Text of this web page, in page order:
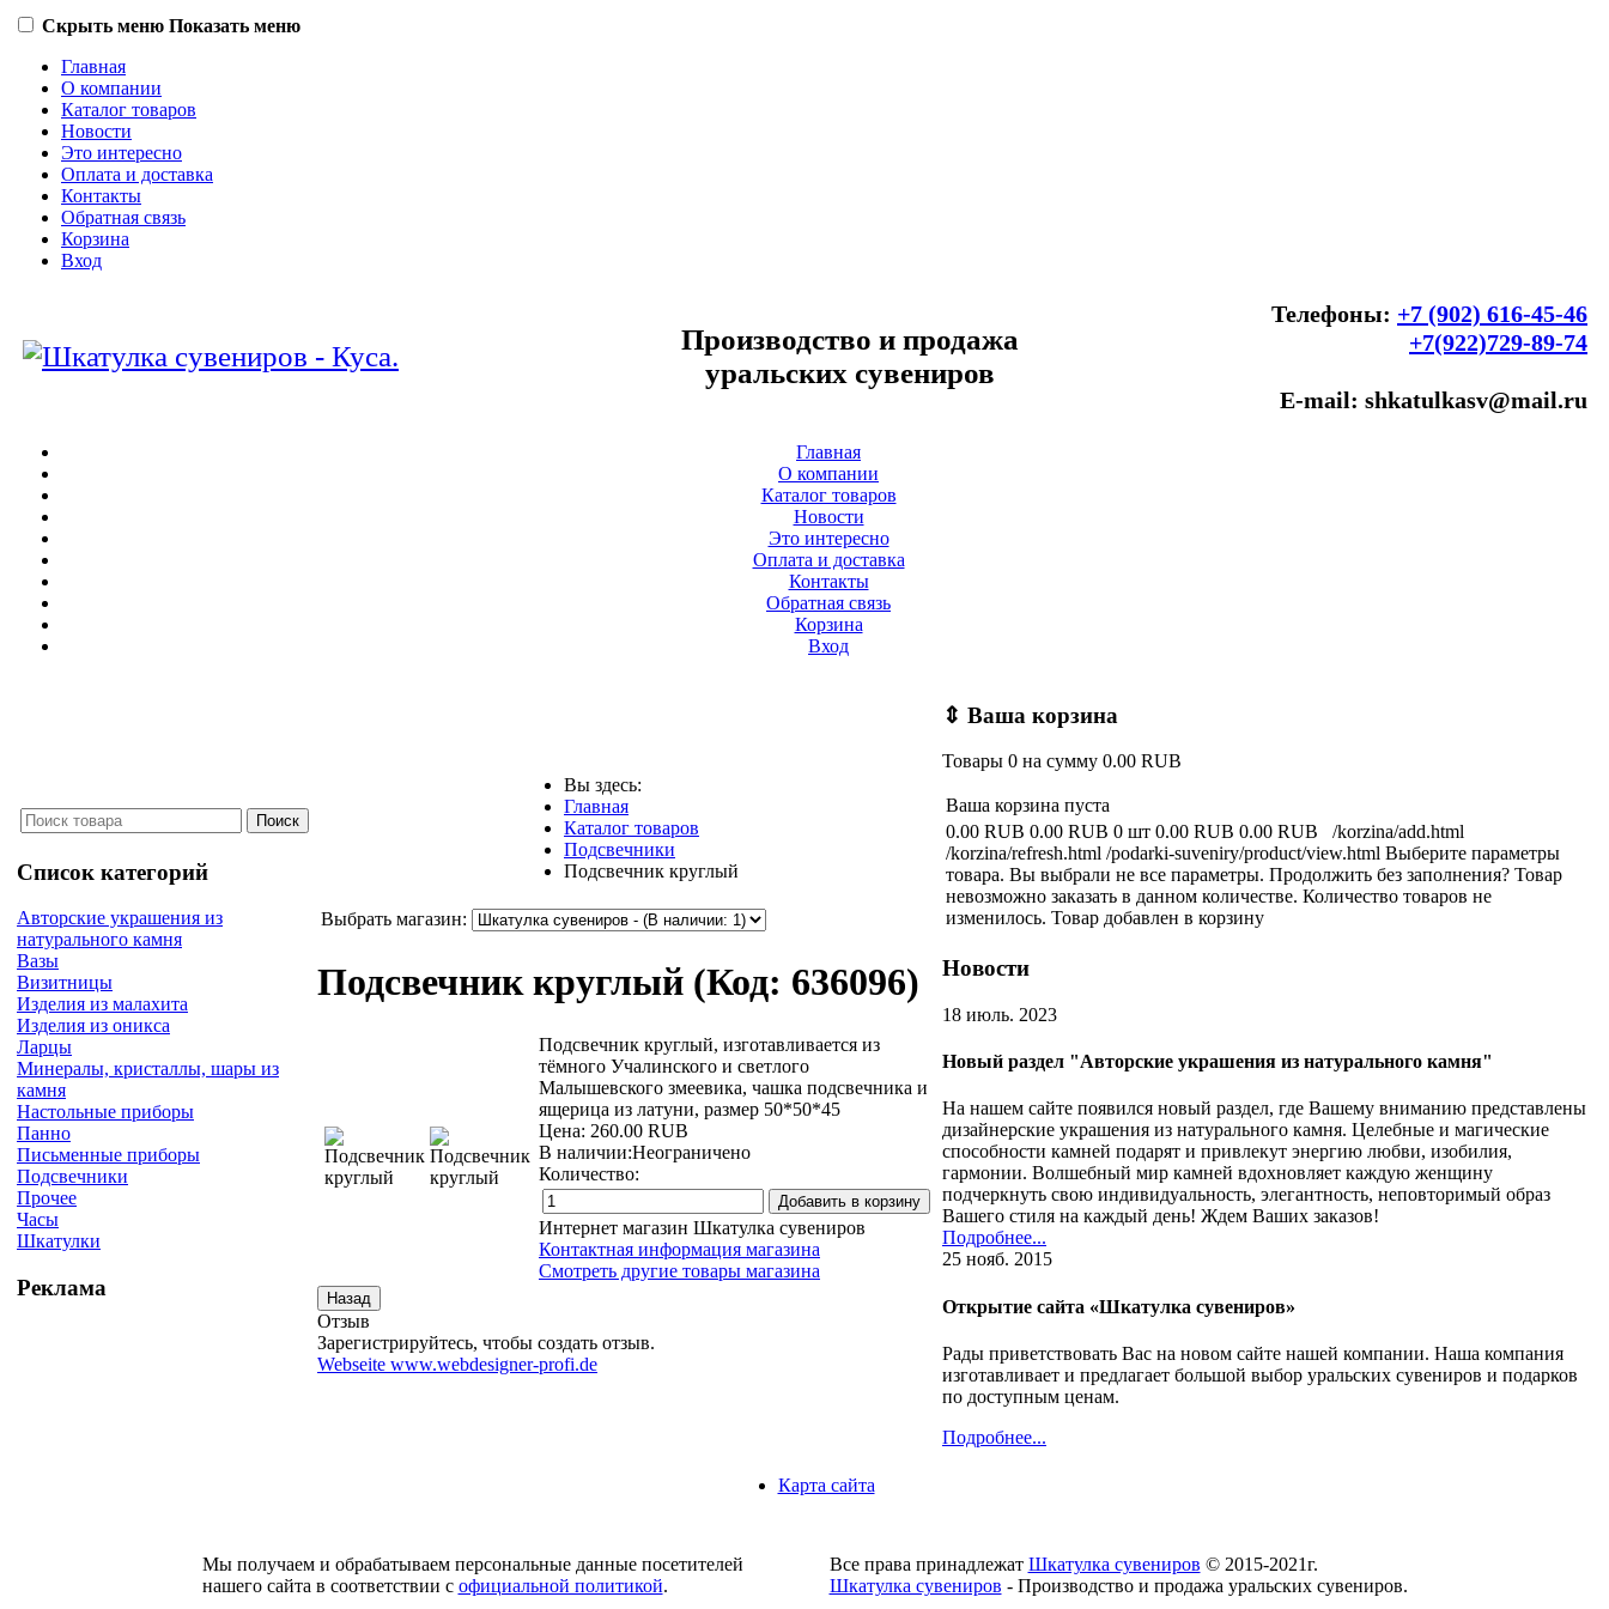
Скрыть меню Показать меню
Главная
О компании
Каталог товаров
Новости
Это интересно
Оплата и доставка
Контакты
Обратная связь
Корзина
Вход
Производство и продажа
уральских сувениров
Телефоны: +7 (902) 616-45-46
+7(922)729-89-74
E-mail: shkatulkasv@mail.ru
Главная
О компании
Каталог товаров
Новости
Это интересно
Оплата и доставка
Контакты
Обратная связь
Корзина
Вход
Список категорий
Авторские украшения из
натурального камня
Вазы
Визитницы
Изделия из малахита
Изделия из оникса
Ларцы
Минералы, кристаллы, шары из
камня
Настольные приборы
Панно
Письменные приборы
Подсвечники
Прочее
Часы
Шкатулки
Реклама
Вы здесь:
Главная
Каталог товаров
Подсвечники
Подсвечник круглый
Выбрать магазин:
Подсвечник круглый (Код: 636096)
Подсвечник круглый, изготавливается из
тёмного Учалинского и светлого
Малышевского змеевика, чашка подсвечника и
ящерица из латуни, размер 50*50*45
Цена: 260.00 RUB
В наличии:Неограничено
Количество:
Интернет магазин Шкатулка сувениров
Контактная информация магазина
Смотреть другие товары магазина
Отзыв
Зарегистрируйтесь, чтобы создать отзыв.
Webseite www.webdesigner-profi.de
⇕ Ваша корзина
Товары 0 на сумму 0.00 RUB
Ваша корзина пуста
0.00 RUB 0.00 RUB 0 шт 0.00 RUB 0.00 RUB
/korzina/add.html
/korzina/refresh.html /podarki-suveniry/product/view.html Выберите параметры
товара. Вы выбрали не все параметры. Продолжить без заполнения? Товар
невозможно заказать в данном количестве. Количество товаров не
изменилось. Товар добавлен в корзину
Новости
18 июль. 2023
Новый раздел "Авторские украшения из натурального камня"
На нашем сайте появился новый раздел, где Вашему вниманию представлены
дизайнерские украшения из натурального камня. Целебные и магические
способности камней подарят и привлекут энергию любви, изобилия,
гармонии. Волшебный мир камней вдохновляет каждую женщину
подчеркнуть свою индивидуальность, элегантность, неповторимый образ
Вашего стиля на каждый день! Ждем Ваших заказов!
Подробнее...
25 нояб. 2015
Открытие сайта «Шкатулка сувениров»
Рады приветствовать Вас на новом сайте нашей компании. Наша компания
изготавливает и предлагает большой выбор уральских сувениров и подарков
по доступным ценам.
Подробнее...
Карта сайта
Мы получаем и обрабатываем персональные данные посетителей
нашего сайта в соответствии с официальной политикой.
Все права принадлежат Шкатулка сувениров © 2015-2021г.
Шкатулка сувениров - Производство и продажа уральских сувениров.